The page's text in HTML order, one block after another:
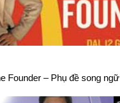
Founder – Phụ đề song ngữ